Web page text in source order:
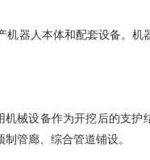
机器人本体和配套设备。机
械设备作为开挖后的支护
管廊、综合管道铺设。